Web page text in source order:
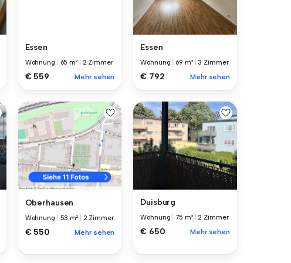
Essen
Wohnung 65 m² 2 Zimmer
€ 559 Mehr sehen
Essen
Wohnung 69 m² |3 Zimmer
€ 792 Mehr sehen
Oberhausen
Wohnung 53 m² 2 Zimmer
€ 550 Mehr sehen
Duisburg
Wohnung |75 m² |2 Zimmer
€ 650 Mehr sehen